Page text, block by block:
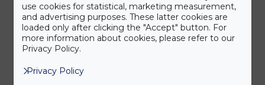
Tovább
use cookies for statistical, marketing measurement,
and advertising purposes. These latter cookies are
loaded only after clicking the "Accept" button. For
more information about cookies, please refer to our
Privacy Policy.
Privacy Policy